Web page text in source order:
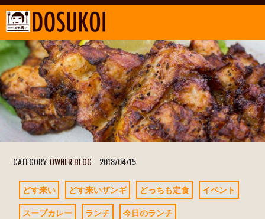
CATEGORY:OWNER BLOG 2018/04/15
どす来い どす来いザンギ どっちも定食
イベント
スープカレー
ランチ
今日のランチ